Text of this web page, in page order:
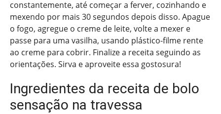
constantemente, até começar a ferver, cozinhando e
mexendo por mais 30 segundos depois disso. Apague
o fogo, agregue o creme de leite, volte a mexer e
passe para uma vasilha, usando plástico-filme rente
ao creme para cobrir. Finalize a receita seguindo as
orientações. Sirva e aproveite essa gostosura!
Ingredientes da receita de bolo
sensação na travessa